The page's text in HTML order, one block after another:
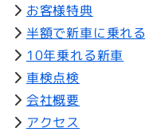
お客様特典
半額で新車に乗れる
10年乗れる新車
車検点検
会社概要
アクセス